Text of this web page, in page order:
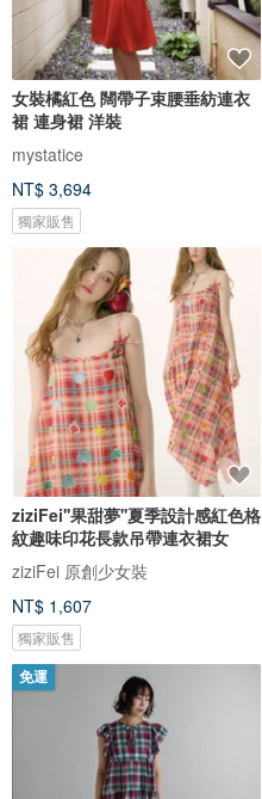
女裝橘紅色 闊帶子束腰垂紡連衣
裙 連身裙 洋裝
mystatice
NT$ 3,694
獨家販售
ziziFei''果甜夢''夏季設計感紅色格
紋趣味印花長款吊帶連衣裙女
ziziFei 原創少女裝
NT$ 1,607
獨家販售
免運